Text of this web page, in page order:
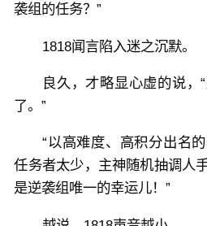
袭组的任务？”
1818闻言陷入迷之沉默。
良久，才略显心虚的说，
了。”
“以高难度、高积分出名
任务者太少，主神随机抽调人
是逆袭组唯一的幸运儿！”